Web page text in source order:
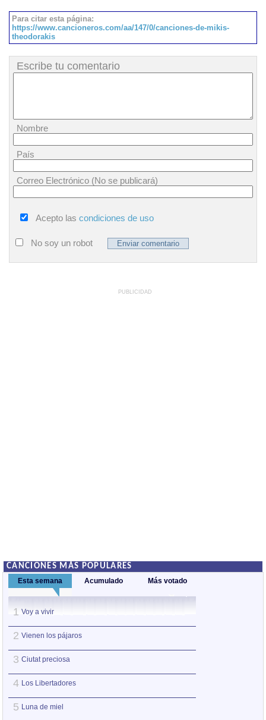
Para citar esta página:
https://www.cancioneros.com/aa/147/0/canciones-de-mikis-
theodorakis
Escribe tu comentario
Nombre
País
Correo Electrónico (No se publicará)
Acepto las condiciones de uso
No soy un robot
PUBLICIDAD
CANCIONES MÁS POPULARES
Esta semana Acumulado Más votado
1 Voy a vivir
2 Vienen los pájaros
3 Ciutat preciosa
4 Los Libertadores
5 Luna de miel